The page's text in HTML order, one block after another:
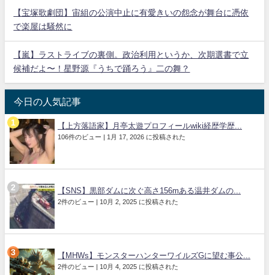
【宝塚歌劇団】宙組の公演中止に有愛きいの怨念が舞台に憑依
で楽屋は騒然に
【嵐】ラストライブの裏側。政治利用というか、次期選書で立
候補だよ〜！星野源『うちで踊ろう』二の舞？
今日の人気記事
【上方落語家】月亭太遊プロフィールwiki経歴学歴...
106件のビュー | 1月 17, 2026 に投稿された
【SNS】黒部ダムに次ぐ高さ156mある温井ダムの...
2件のビュー | 10月 2, 2025 に投稿された
【MHWs】モンスターハンターワイルズGに望む事公...
2件のビュー | 10月 4, 2025 に投稿された